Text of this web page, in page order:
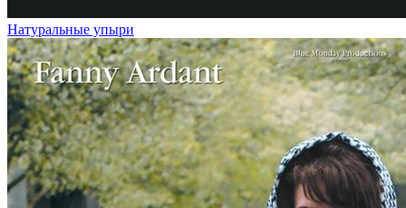
Натуральные упыри